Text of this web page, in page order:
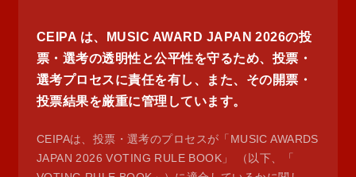
CEIPA は、MUSIC AWARD JAPAN 2026の投
票・選考の透明性と公平性を守るため、投票・
選考プロセスに責任を有し、また、その開票・
投票結果を厳重に管理しています。
CEIPAは、投票・選考のプロセスが「MUSIC AWARDS
JAPAN 2026 VOTING RULE BOOK」 （以下、「